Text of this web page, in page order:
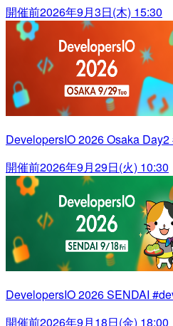
開催前2026年9月3日(木) 15:30
DevelopersIO 2026 Osaka
開催前2026年9月29日(火) 10:30
DevelopersIO 2026 SENDAI
開催前2026年9月18日(金) 18:00